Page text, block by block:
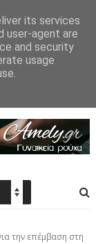
την επέμβαση στη
its services
user-agent are
and security
usage